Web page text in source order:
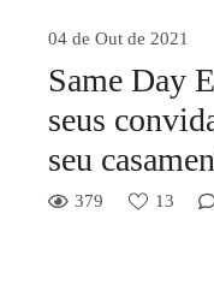
04 de Out de 2021
Same Day
seus
seu
379 13